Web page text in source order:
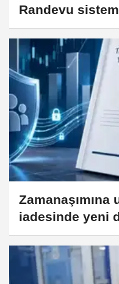
Randevu
Zamanaşımına
iadesinde yeni